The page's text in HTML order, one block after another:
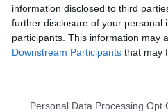
information disclosed to third
further disclosure of your personal
participants. This information may
Downstream Participants that may
Personal Data Processing Opt
Hej
skrev
väldigt
gå lite